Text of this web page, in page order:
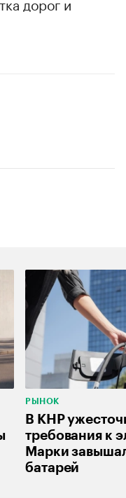
РЫНОК
В КНР
требования к
Марки
батарей